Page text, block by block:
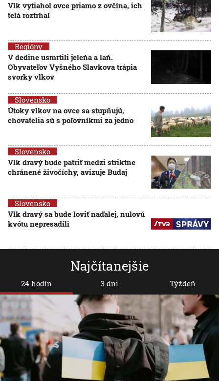
Vlk vytiahol ovce priamo z ovčína, ich
telá roztrhal
Regióny
V dedine usmrtili jeleňa a laň.
Obyvateľov Vyšného Slavkova trápia
svorky vlkov
Slovensko
Útoky vlkov na ovce sa stupňujú,
chovatelia sú s poľovníkmi za jedno
Slovensko
Vlk dravý bude patriť medzi striktne
chránené živočíchy, avizuje Budaj
Slovensko
Vlk dravý sa bude loviť naďalej, nulovú
kvótu nepresadili
Najčítanejšie
24 hodín 3 dni Týždeň